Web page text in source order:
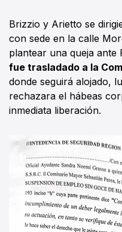
Brizzio y Arietto se
con sede en la calle
plantear una queja ante
fue trasladado a la
donde seguirá alojado,
rechazara el hábeas
inmediata liberación.